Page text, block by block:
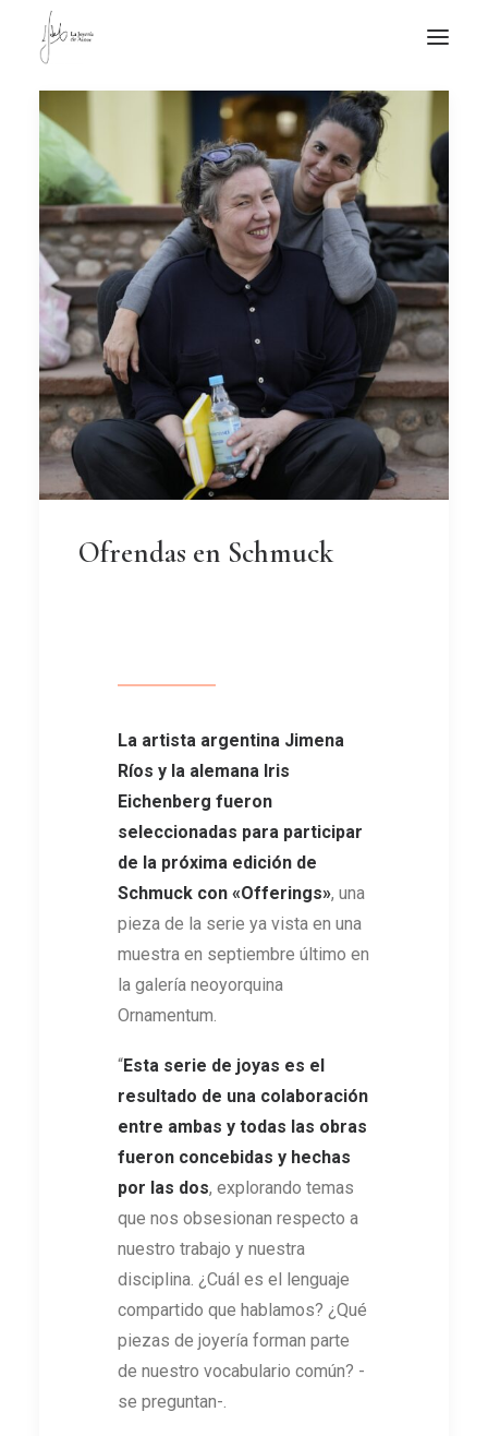
NOTICIAS DE JOYERÍA CONTEMPORÁNEA
NOVEDADES
DE VISITA
APUNTES
QUIÉN SOY
Ofrendas en Schmuck
La artista argentina Jimena
Ríos y la alemana Iris
Eichenberg fueron
seleccionadas para participar
de la próxima edición de
Schmuck con «Offerings», una
pieza de la serie ya vista en una
muestra en septiembre último en
la galería neoyorquina
Ornamentum.
“Esta serie de joyas es el
resultado de una colaboración
entre ambas y todas las obras
fueron concebidas y hechas
por las dos, explorando temas
que nos obsesionan respecto a
nuestro trabajo y nuestra
disciplina. ¿Cuál es el lenguaje
compartido que hablamos? ¿Qué
piezas de joyería forman parte
de nuestro vocabulario común? -
se preguntan-.